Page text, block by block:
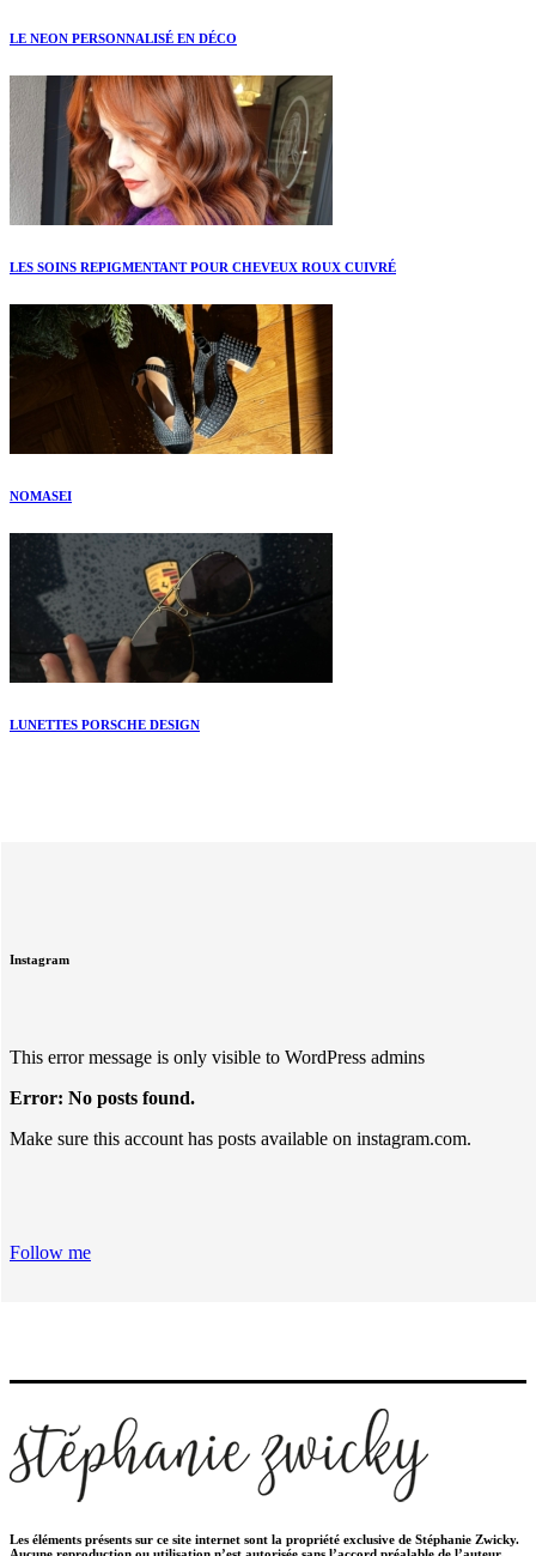
LE NEON PERSONNALISÉ EN DÉCO
LES SOINS REPIGMENTANT POUR CHEVEUX ROUX CUIVRÉ
NOMASEI
LUNETTES PORSCHE DESIGN
Instagram
This error message is only visible to WordPress admins
Error: No posts found.
Make sure this account has posts available on instagram.com.
Follow me
Les éléments présents sur ce site internet sont la propriété exclusive de Stéphanie Zwicky.